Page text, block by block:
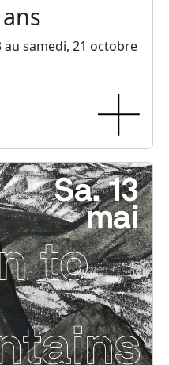
samedi, 21 octobre